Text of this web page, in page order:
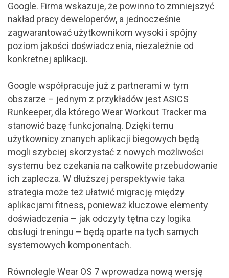
Google. Firma wskazuje, że powinno to zmniejszyć
nakład pracy deweloperów, a jednocześnie
zagwarantować użytkownikom wysoki i spójny
poziom jakości doświadczenia, niezależnie od
konkretnej aplikacji.
Google współpracuje już z partnerami w tym
obszarze – jednym z przykładów jest ASICS
Runkeeper, dla którego Wear Workout Tracker ma
stanowić bazę funkcjonalną. Dzięki temu
użytkownicy znanych aplikacji biegowych będą
mogli szybciej skorzystać z nowych możliwości
systemu bez czekania na całkowite przebudowanie
ich zaplecza. W dłuższej perspektywie taka
strategia może też ułatwić migrację między
aplikacjami fitness, ponieważ kluczowe elementy
doświadczenia – jak odczyty tętna czy logika
obsługi treningu – będą oparte na tych samych
systemowych komponentach.
Równolegle Wear OS 7 wprowadza nową wersję